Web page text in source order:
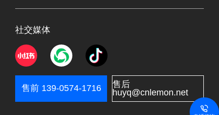
社交媒体
售前 139-0574-1716
售后
huyq@cnlemon.net